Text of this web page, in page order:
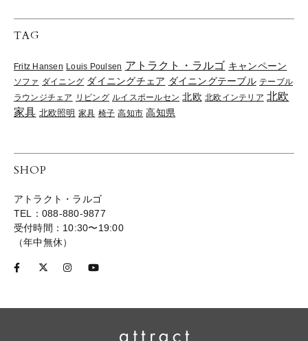
TAG
Fritz Hansen Louis Poulsen アトラクト・ラルゴ キャンペーン
ソファ ダイニング ダイニングチェア ダイニングテーブル テーブル
ラウンジチェア リビング ルイスポールセン 北欧 北欧インテリア 北欧
家具 北欧照明 家具 椅子 高知市 高知県
SHOP
アトラクト・ラルゴ
TEL：088-880-9877
受付時間：10:30〜19:00
（年中無休）